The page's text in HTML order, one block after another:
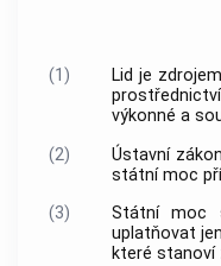
(1)
Lid je
výkonné a
(2)
Ústavní
státní moc
(3)
Státní moc
uplatňovat
které stanoví